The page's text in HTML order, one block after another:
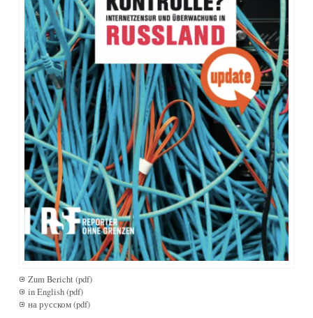
Zum Bericht (pdf)
in English (pdf)
на русском (pdf)